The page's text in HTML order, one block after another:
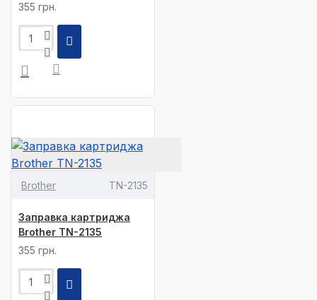
355 грн.
Brother TN-2135
Заправка картриджа
Brother TN-2135
355 грн.